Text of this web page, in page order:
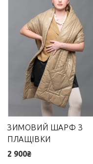
ЗИМОВИЙ ШАРФ З
ПЛАЩІВКИ
2 900₴